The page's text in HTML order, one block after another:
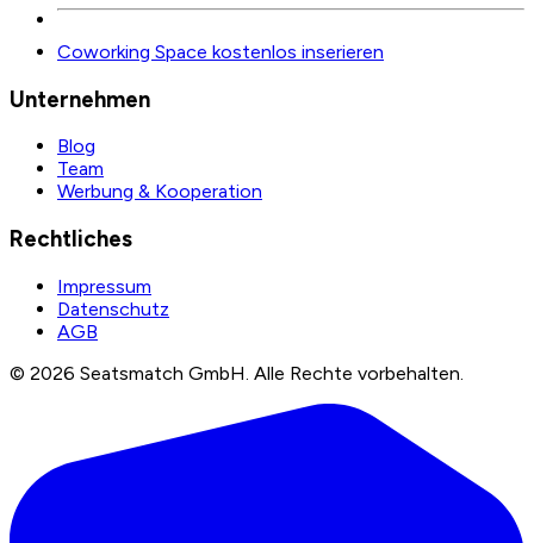
Coworking Space kostenlos inserieren
Unternehmen
Blog
Team
Werbung & Kooperation
Rechtliches
Impressum
Datenschutz
AGB
© 2026 Seatsmatch GmbH. Alle Rechte vorbehalten.